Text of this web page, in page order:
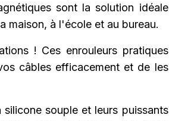
sont la solution idéale
maison, à l'école et au bureau.
! Ces enrouleurs pratiques
câbles efficacement et de les
souple et leurs puissants